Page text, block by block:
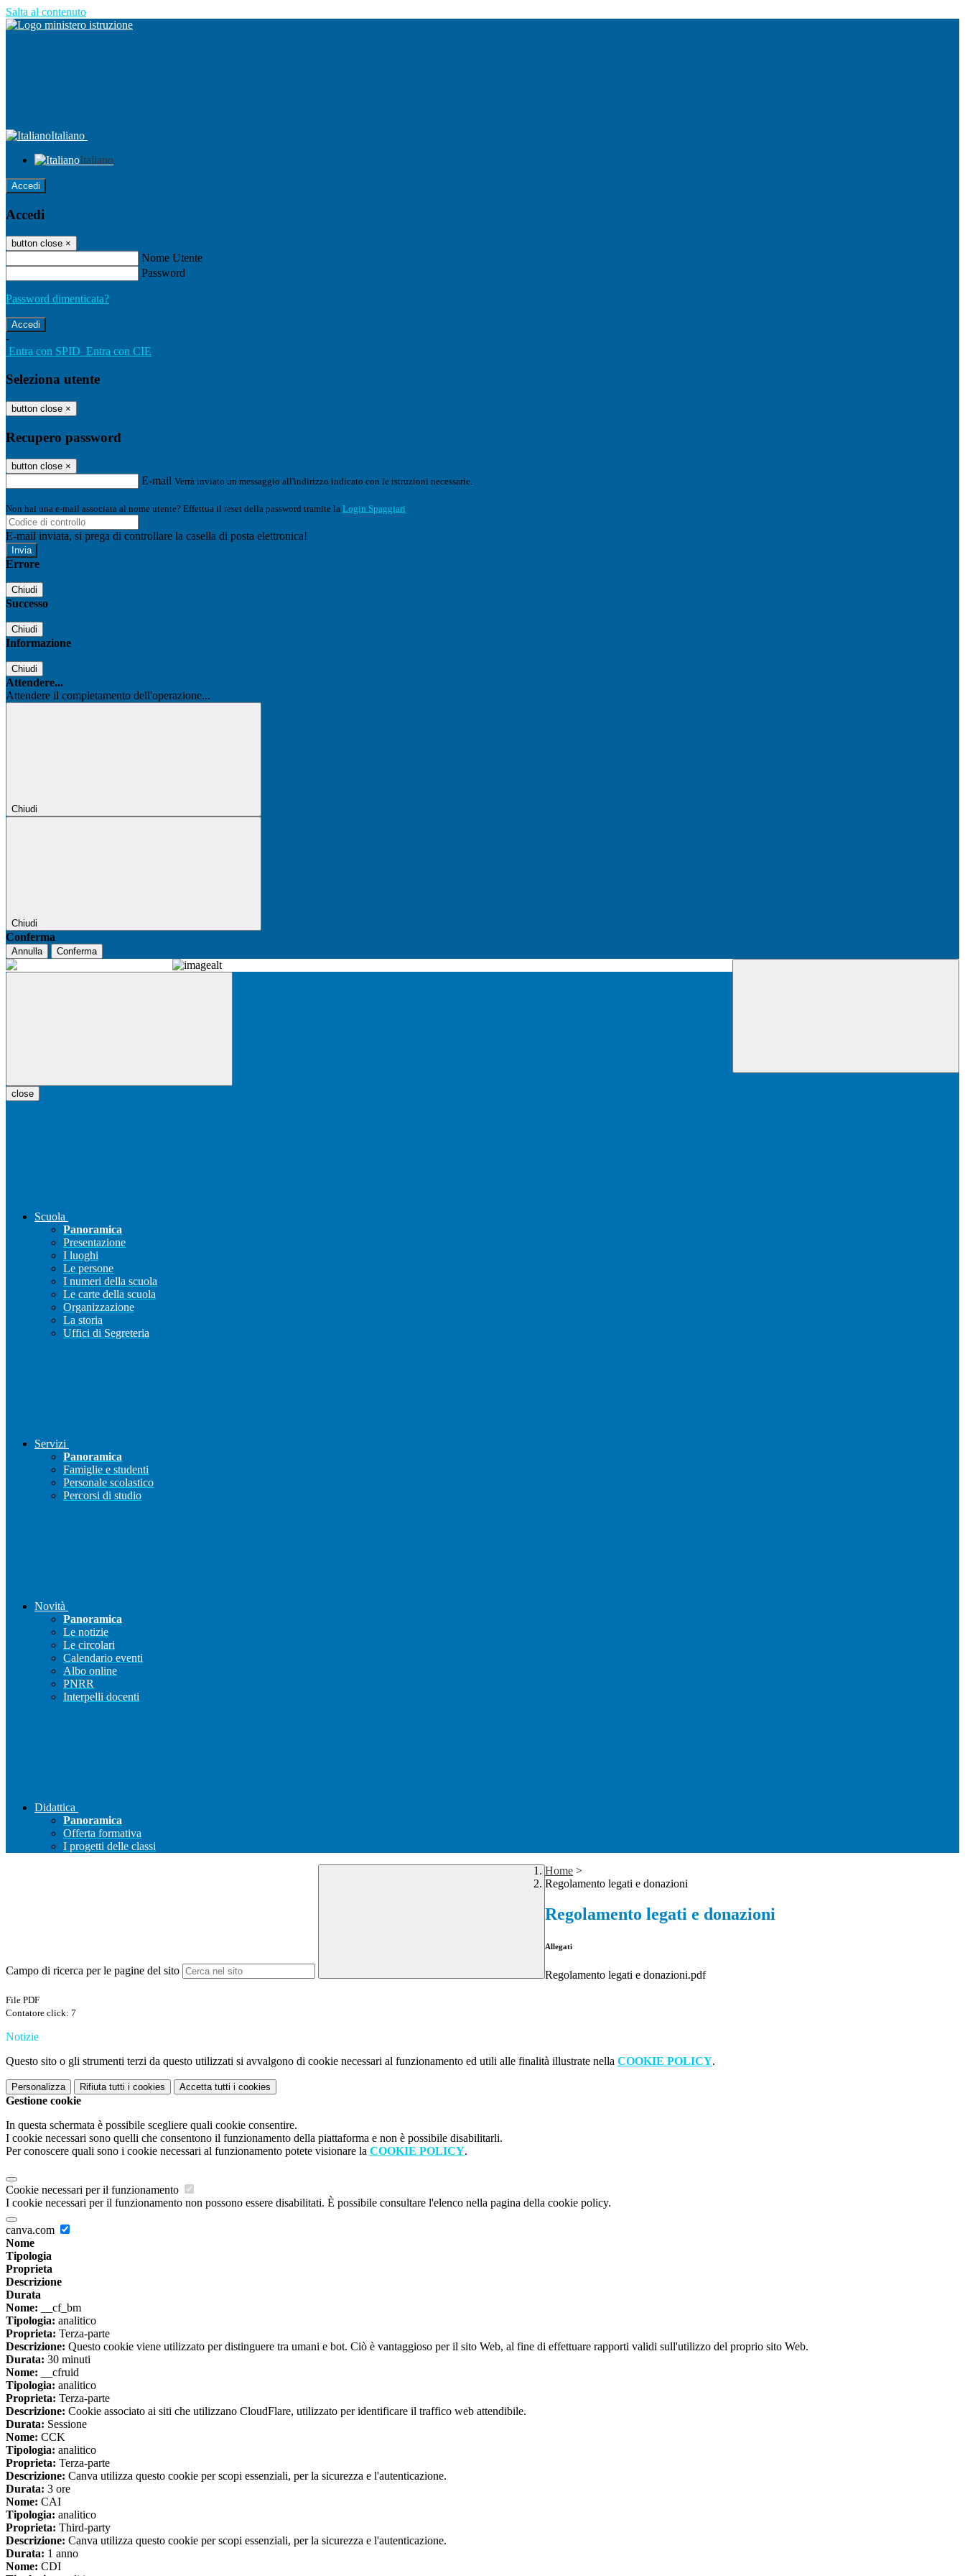
Salta al contenuto
Italiano
Italiano
Accedi
Accedi
button close ×
Nome Utente
Password
Password dimenticata?
-
Entra con SPID Entra con CIE
Seleziona utente
button close ×
Recupero password
button close ×
E-mail Verrà inviato un messaggio all'indirizzo indicato con le istruzioni necessarie.
Non hai una e-mail associata al nome utente? Effettua il reset della password tramite la Login Spaggiari
E-mail inviata, si prega di controllare la casella di posta elettronica!
Errore
Chiudi
Successo
Chiudi
Informazione
Chiudi
Attendere...
Attendere il completamento dell'operazione...
Chiudi
Chiudi
Conferma
Annulla Conferma
close
Scuola
Panoramica
Presentazione
I luoghi
Le persone
I numeri della scuola
Le carte della scuola
Organizzazione
La storia
Uffici di Segreteria
Servizi
Panoramica
Famiglie e studenti
Personale scolastico
Percorsi di studio
Novità
Panoramica
Le notizie
Le circolari
Calendario eventi
Albo online
PNRR
Interpelli docenti
Didattica
Panoramica
Offerta formativa
I progetti delle classi
Campo di ricerca per le pagine del sito
Home >
Regolamento legati e donazioni
Regolamento legati e donazioni
Allegati
Regolamento legati e donazioni.pdf
File PDF
Contatore click: 7
Notizie
Questo sito o gli strumenti terzi da questo utilizzati si avvalgono di cookie necessari al funzionamento ed utili alle finalità illustrate nella COOKIE POLICY.
Personalizza Rifiuta tutti i cookies Accetta tutti i cookies
Gestione cookie
In questa schermata è possibile scegliere quali cookie consentire.
I cookie necessari sono quelli che consentono il funzionamento della piattaforma e non è possibile disabilitarli.
Per conoscere quali sono i cookie necessari al funzionamento potete visionare la COOKIE POLICY.
Cookie necessari per il funzionamento
I cookie necessari per il funzionamento non possono essere disabilitati. È possibile consultare l'elenco nella pagina della cookie policy.
canva.com
Nome
Tipologia
Proprieta
Descrizione
Durata
Nome: __cf_bm
Tipologia: analitico
Proprieta: Terza-parte
Descrizione: Questo cookie viene utilizzato per distinguere tra umani e bot. Ciò è vantaggioso per il sito Web, al fine di effettuare rapporti validi sull'utilizzo del proprio sito Web.
Durata: 30 minuti
Nome: __cfruid
Tipologia: analitico
Proprieta: Terza-parte
Descrizione: Cookie associato ai siti che utilizzano CloudFlare, utilizzato per identificare il traffico web attendibile.
Durata: Sessione
Nome: CCK
Tipologia: analitico
Proprieta: Terza-parte
Descrizione: Canva utilizza questo cookie per scopi essenziali, per la sicurezza e l'autenticazione.
Durata: 3 ore
Nome: CAI
Tipologia: analitico
Proprieta: Third-party
Descrizione: Canva utilizza questo cookie per scopi essenziali, per la sicurezza e l'autenticazione.
Durata: 1 anno
Nome: CDI